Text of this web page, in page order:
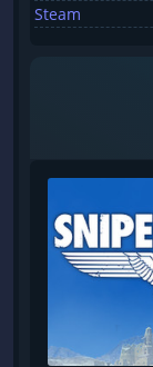
Steam